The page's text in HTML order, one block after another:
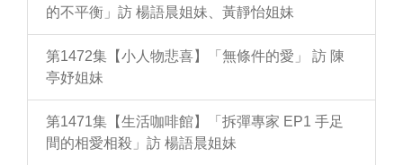
的不平衡」訪 楊語晨姐妹、黃靜怡姐妹
第1472集【小人物悲喜】「無條件的愛」 訪 陳
亭妤姐妹
第1471集【生活咖啡館】「拆彈專家 EP1 手足
間的相愛相殺」訪 楊語晨姐妹